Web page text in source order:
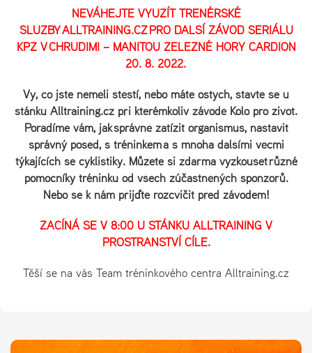
NEVÁHEJTE VYUŽÍT TRENÉRSKÉ
SLUŽBYALLTRAINING.CZPRO DALŠÍ ZÁVOD SERIÁLU
KPŽ V CHRUDIMI – MANITOU ŽELEZNÉ HORY CARDION
20. 8. 2022.
Vy, co jste neměli štěstí, nebo máte ostych, stavte se u
stánku Alltraining.cz při kterémkoliv závodě Kolo pro život.
Poradíme vám, jak správně zatížit organismus, nastavit
správný posed, s tréninkem a s mnoha dalšími věcmi
týkajících se cyklistiky. Můžete si zdarma vyzkoušet různé
pomocníky tréninku od všech zúčastněných sponzorů.
Nebo se k nám přijďte rozcvičit před závodem!
ZAČÍNÁ SE V 8:00 U STÁNKU ALLTRAINING V
PROSTRANSTVÍ CÍLE.
Těší se na vás Team tréninkového centra Alltraining.cz